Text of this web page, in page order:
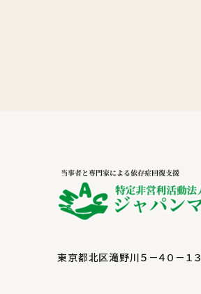
東京都北区滝野川５－４０－１３